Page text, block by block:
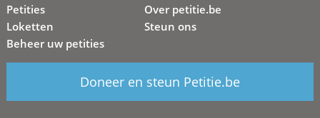
Petities
Loketten
Beheer uw petities
Over petitie.be
Steun ons
Doneer en steun Petitie.be